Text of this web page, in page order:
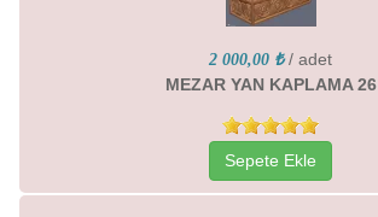
2 000,00 ₺ / adet
MEZAR YAN KAPLAMA 26
Sepete Ekle